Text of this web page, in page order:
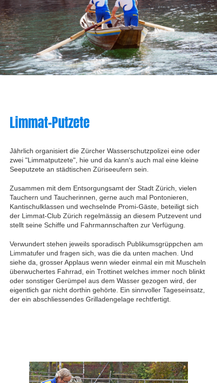
Limmat-Putzete
Jährlich organisiert die Zürcher Wasserschutzpolizei eine oder
zwei "Limmatputzete", hie und da kann's auch mal eine kleine
Seeputzete an städtischen Züriseeufern sein.
Zusammen mit dem Entsorgungsamt der Stadt Zürich, vielen
Tauchern und Taucherinnen, gerne auch mal Pontonieren,
Kantischulklassen und wechselnde Promi-Gäste, beteiligt sich
der Limmat-Club Zürich regelmässig an diesem Putzevent und
stellt seine Schiffe und Fahrmannschaften zur Verfügung.
Verwundert stehen jeweils sporadisch Publikumsgrüppchen am
Limmatufer und fragen sich, was die da unten machen. Und
siehe da, grosser Applaus wenn wieder einmal ein mit Muscheln
überwuchertes Fahrrad, ein Trottinet welches immer noch blinkt
oder sonstiger Gerümpel aus dem Wasser gezogen wird, der
eigentlich gar nicht dorthin gehörte. Ein sinnvoller Tageseinsatz,
der ein abschliessendes Grilladengelage rechtfertigt.